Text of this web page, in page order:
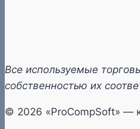
Все используемые
собственностью их
© 2026 «ProCompSoft» —